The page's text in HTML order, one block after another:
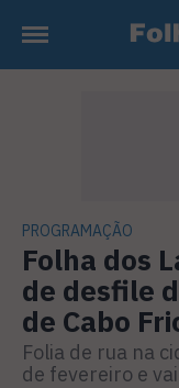
PROGRAMAÇÃO
Folha dos
de desfile
de Cabo
Folia de rua na
de fevereiro e